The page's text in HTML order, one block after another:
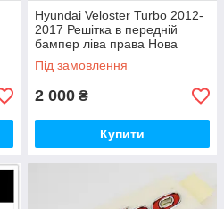
Hyundai Veloster Turbo 2012-
2017 Решітка в передній
бампер ліва права Нова
Оригінал
Під замовлення
2 000 ₴
Купити